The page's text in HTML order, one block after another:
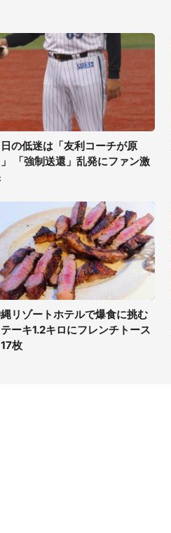
の低迷は「友利コーチが原
「強制送還」乱発にファン激
リゾートホテルで爆食に挑む
ーキ1.2キロにフレンチトース
17枚